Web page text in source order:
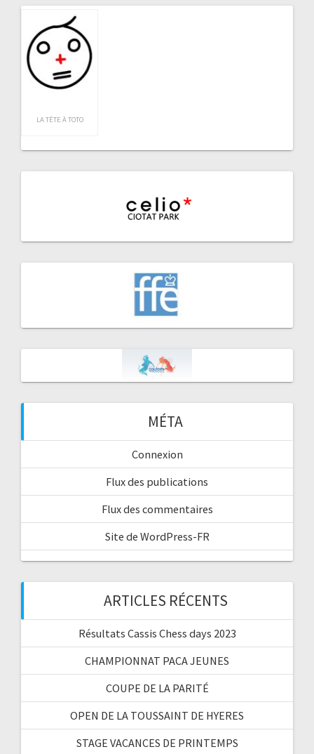
LA TÊTE À TOTO
MÉTA
Connexion
Flux des publications
Flux des commentaires
Site de WordPress-FR
ARTICLES RÉCENTS
Résultats Cassis Chess days 2023
CHAMPIONNAT PACA JEUNES
COUPE DE LA PARITÉ
OPEN DE LA TOUSSAINT DE HYERES
STAGE VACANCES DE PRINTEMPS